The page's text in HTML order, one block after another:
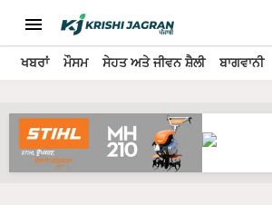
ਖਬਰਾਂ ਮੌਸਮ ਸੇਹਤ ਅਤੇ ਜੀਵਨ ਸ਼ੈਲੀ ਬਾਗਵਾਨੀ